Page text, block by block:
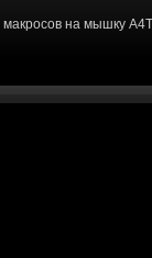
на мышку